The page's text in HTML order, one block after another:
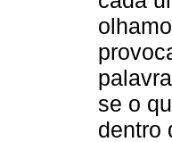
se o
dentro